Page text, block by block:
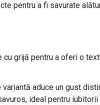
pentru a fi savurate
cu grijă pentru a oferi o
variantă aduce un gust
ideal pentru iubitorii